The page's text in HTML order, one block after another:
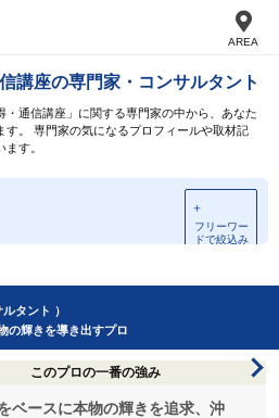
AREA
講座の専門家・コンサルタント
・通信講座」に関する専門家の中から、あなた
す。 専門家の気になるプロフィールや取材記
す。
＋
フリーワー
ドで絞込み
タント ）
の輝きを導き出すプロ
このプロの一番の強み
ベースに本物の輝きを追求、沖